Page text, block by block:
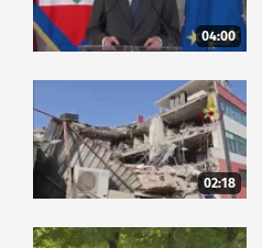
04:00
02:18